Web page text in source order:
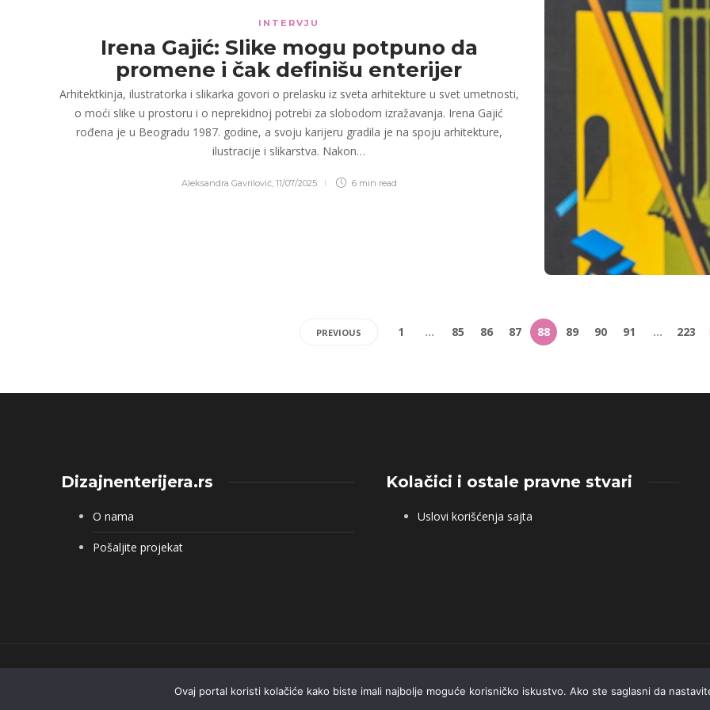
INTERVJU
Irena Gajić: Slike mogu potpuno da
promene i čak definišu enterijer
Arhitektkinja, ilustratorka i slikarka govori o prelasku iz sveta arhitekture u svet umetnosti,
o moći slike u prostoru i o neprekidnoj potrebi za slobodom izražavanja. Irena Gajić
rođena je u Beogradu 1987. godine, a svoju karijeru gradila je na spoju arhitekture,
ilustracije i slikarstva. Nakon…
Aleksandra Gavrilović, 11/07/2025 6 min read
PREVIOUS 1 … 85 86 87 88 89 90 91 … 223
Dizajnenterijera.rs
O nama
Pošaljite projekat
Kolačici i ostale pravne stvari
Uslovi korišćenja sajta
Ovaj portal koristi kolačiće kako biste imali najbolje moguće korisničko iskustvo. Ako ste saglasni da